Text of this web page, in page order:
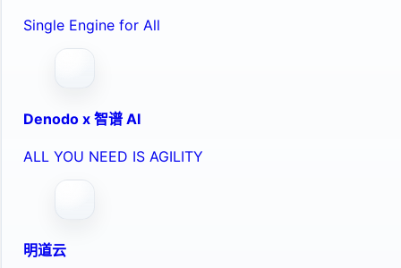
Single Engine for All
Denodo x 智谱 AI
ALL YOU NEED IS AGILITY
明道云